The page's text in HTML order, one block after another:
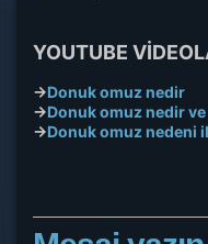
YOUTUBE
→Donuk omuz nedir
→Donuk omuz nedir ve
→Donuk omuz nedeni